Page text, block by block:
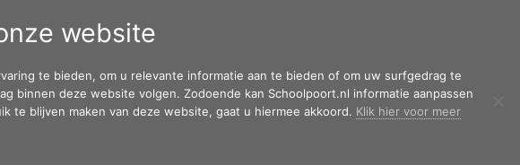
PRIVACY
«Presentatieportfolio
Vormgeving
website
te bieden, om u relevante informatie aan te bieden of om uw surfgedrag te
binnen deze website volgen. Zodoende kan Schoolpoort.nl informatie aanpassen
te blijven maken van deze website, gaat u hiermee akkoord. Klik hier voor meer